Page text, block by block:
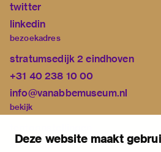
Deze website maakt
twitter
linkedin
bezoekadres
stratumsedijk 2 eindhoven
+31 40 238 10 00
info@vanabbemuseum.nl
bekijk
activiteiten